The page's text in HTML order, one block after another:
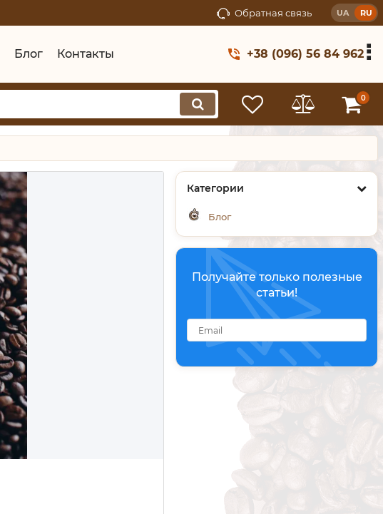
Обратная связь UA RU
Блог Контакты +38 (096) 56 84 962
0
Категории
Блог
Получайте только полезные
статьи!